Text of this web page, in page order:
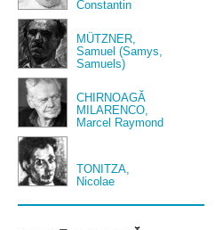
Constantin
MÜTZNER,
Samuel (Samys,
Samuels)
CHIRNOAGĂ
MILARENCO,
Marcel Raymond
TONITZA,
Nicolae